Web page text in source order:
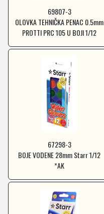
69807-3
OLOVKA TEHNIČKA PENAC 0.5mm
PROTTI PRC 105 U BOJI 1/12
67298-3
BOJE VODENE 28mm Starr 1/12
*AK